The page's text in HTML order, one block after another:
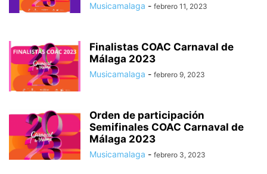
Musicamalaga - febrero 11, 2023
Finalistas COAC Carnaval de
Málaga 2023
Musicamalaga - febrero 9, 2023
Orden de participación
Semifinales COAC Carnaval de
Málaga 2023
Musicamalaga - febrero 3, 2023